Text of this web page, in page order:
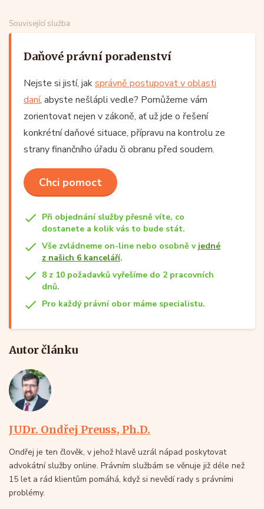
Související služba
Daňové právní poradenství
Nejste si jistí, jaksprávně postupovat v oblasti
daní, abyste nešlápli vedle? Pomůžeme vám
zorientovat nejen v zákoně, ať už jde o řešení
konkrétní daňové situace, přípravu na kontrolu ze
strany finančního úřadu či obranu před soudem.
Chci pomoct
Při objednání služby přesně víte, co
dostanete a kolik vás to bude stát.
Vše zvládneme on-line nebo osobně v jedné
z našich 6 kanceláří.
8 z 10 požadavků vyřešíme do 2 pracovních
dnů.
Pro každý právní obor máme specialistu.
Autor článku
JUDr. Ondřej Preuss, Ph.D.
Ondřej je ten člověk, v jehož hlavě uzrál nápad poskytovat
advokátní služby online. Právním službám se věnuje již déle než
15 let a rád klientům pomáhá, když si nevědí rady s právními
problémy.